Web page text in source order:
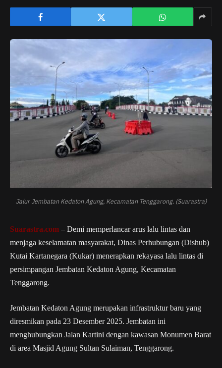
Jalur Jembatan Kedaton Agung, Kecamatan Tenggarong. (Suarastra)
Suarastra.com – Demi memperlancar arus lalu lintas dan
menjaga keselamatan masyarakat, Dinas Perhubungan (Dishub)
Kutai Kartanegara (Kukar) menerapkan rekayasa lalu lintas di
persimpangan Jembatan Kedaton Agung, Kecamatan
Tenggarong.
Jembatan Kedaton Agung merupakan infrastruktur baru yang
diresmikan pada 23 Desember 2025. Jembatan ini
menghubungkan Jalan Kartini dengan kawasan Monumen Barat
di area Masjid Agung Sultan Sulaiman, Tenggarong.